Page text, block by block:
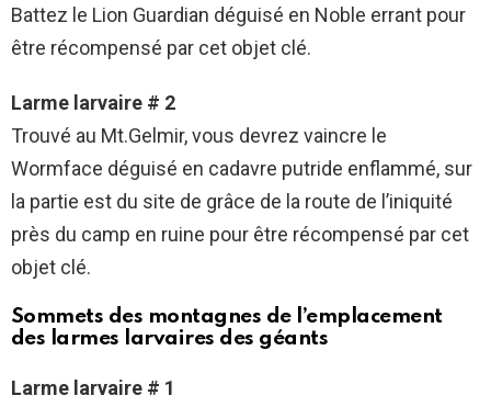
Battez le Lion Guardian déguisé en Noble errant pour
être récompensé par cet objet clé.
Larme larvaire # 2
Trouvé au Mt.Gelmir, vous devrez vaincre le
Wormface déguisé en cadavre putride enflammé, sur
la partie est du site de grâce de la route de l’iniquité
près du camp en ruine pour être récompensé par cet
objet clé.
Sommets des montagnes de l’emplacement
des larmes larvaires des géants
Larme larvaire # 1